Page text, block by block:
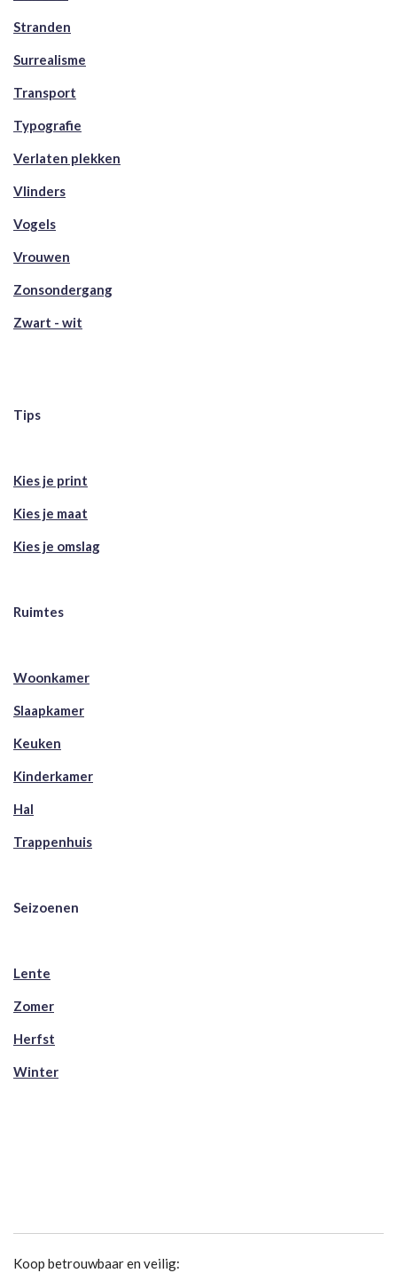
Stranden
Surrealisme
Transport
Typografie
Verlaten plekken
Vlinders
Vogels
Vrouwen
Zonsondergang
Zwart - wit
Tips
Kies je print
Kies je maat
Kies je omslag
Ruimtes
Woonkamer
Slaapkamer
Keuken
Kinderkamer
Hal
Trappenhuis
Seizoenen
Lente
Zomer
Herfst
Winter
Koop betrouwbaar en veilig: